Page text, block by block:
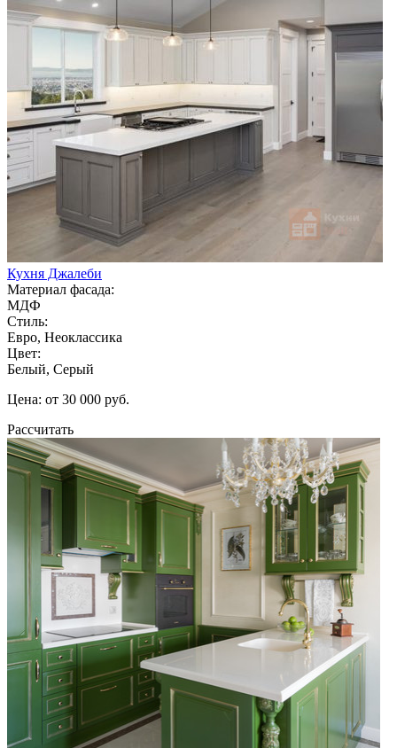
Кухня Джалеби
Материал фасада:
МДФ
Стиль:
Евро, Неоклассика
Цвет:
Белый, Серый
Цена: от 30 000 руб.
Рассчитать